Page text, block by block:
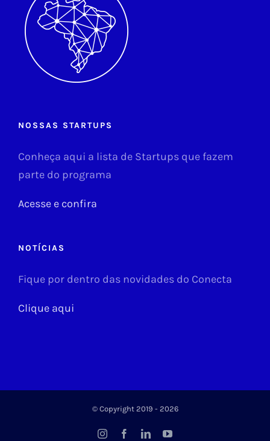
NOSSAS STARTUPS
Conheça aqui a lista de Startups que fazem
parte do programa
Acesse e confira
NOTÍCIAS
Fique por dentro das novidades do Conecta
Clique aqui
© Copyright 2019 - 2026
InstagramFacebookLinkedInYouTube